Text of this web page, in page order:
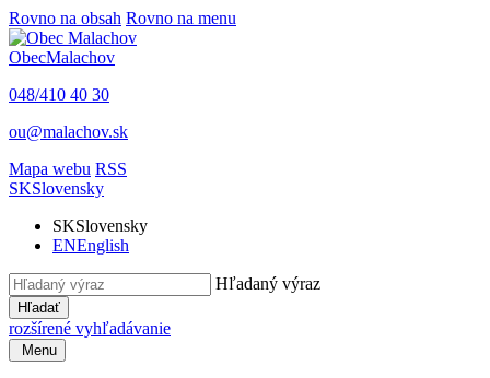
Rovno na obsah Rovno na menu
ObecMalachov
048/410 40 30
ou@malachov.sk
Mapa webu RSS
SKSlovensky
SKSlovensky
ENEnglish
Hľadaný výraz
Hľadať
rozšírené vyhľadávanie
Menu